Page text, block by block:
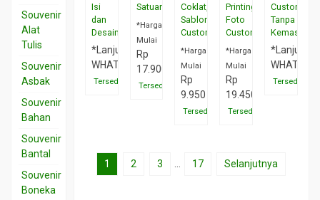
Isi
dan
Desain
*Lanjut
WHATSAPP
Tersedia
Satuan
*Harga
Mulai
Rp
17.900
Tersedia
Coklat,
Sablon
Custom
*Harga
Mulai
Rp
9.950
Tersedia
Printing
Foto
Custom
*Harga
Mulai
Rp
19.450
Tersedia
Custom
Tanpa
Kemas
*Lanjut
Tersedia
1 2 3 17 Selanjutnya
Souvenir
Alat
Tulis
Souvenir
Asbak
Souvenir
Bahan
Souvenir
Bantal
Souvenir
Boneka